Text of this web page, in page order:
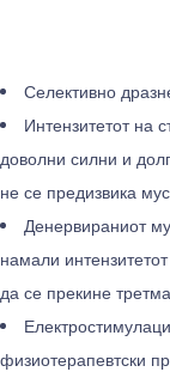
Селективно
Интензитетот на
доволни силни и
не се предизвика
Денервираниот
намали
да се прекине
физиотерапевтски